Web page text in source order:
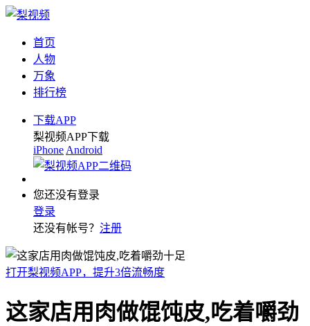
首页
人物
万象
排行榜
下载APP
梨视频APP下载
iPhone Android
您还没有登录
登录
还没有帐号？ 注册
打开梨视频APP，提升3倍流畅度
这家店用肉做馄饨皮,吃着嚼劲